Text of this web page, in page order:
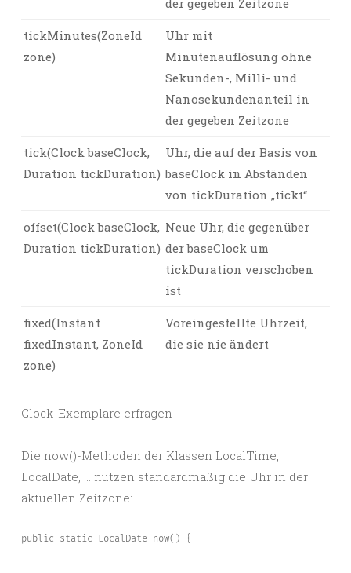
der gegeben Zeitzone
tickMinutes(ZoneId
zone)
Uhr mit
Minutenauflösung ohne
Sekunden-, Milli- und
Nanosekundenanteil in
der gegeben Zeitzone
tick(Clock baseClock,
Duration tickDuration)
Uhr, die auf der Basis von
baseClock in Abständen
von tickDuration „tickt“
offset(Clock baseClock,
Duration tickDuration)
Neue Uhr, die gegenüber
der baseClock um
tickDuration verschoben
ist
fixed(Instant
fixedInstant, ZoneId
zone)
Voreingestellte Uhrzeit,
die sie nie ändert
Clock-Exemplare erfragen
Die now()-Methoden der Klassen LocalTime,
LocalDate, … nutzen standardmäßig die Uhr in der
aktuellen Zeitzone:
public static LocalDate now() {